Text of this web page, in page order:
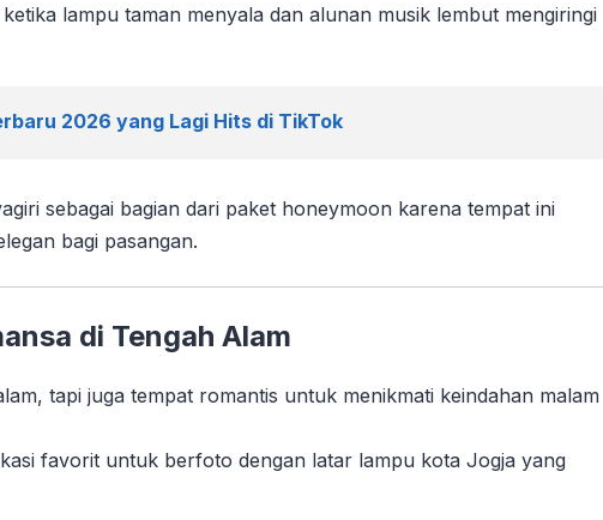
lampu taman menyala dan alunan musik lembut mengiringi
2026 yang Lagi Hits di TikTok
sebagai bagian dari paket honeymoon karena tempat ini
bagi pasangan.
di Tengah Alam
tapi juga tempat romantis untuk menikmati keindahan malam
favorit untuk berfoto dengan latar lampu kota Jogja yang